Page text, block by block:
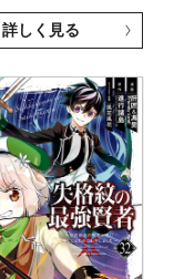
詳しく見る